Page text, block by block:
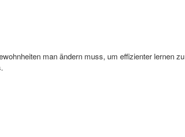
man ändern muss, um effizienter lernen zu